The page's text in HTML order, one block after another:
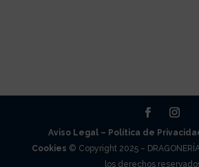
Aviso Legal – Política de
Cookies © Copyright 2025 –
los derechos